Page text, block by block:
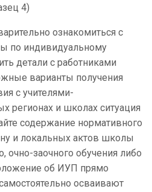
4)
ознакомиться с
по индивидуальному
детали с работниками
варианты получения
с учителями-
регионах и школах ситуация
содержание нормативного
и локальных актов школы
очно-заочного обучения либо
об ИУП прямо
осваивают